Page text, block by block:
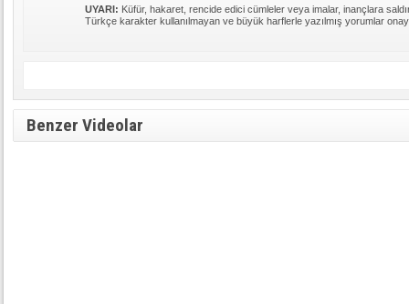
UYARI: Küfür, hakaret, rencide edici cümleler veya imalar, inançlara
Türkçe karakter kullanılmayan ve büyük harflerle yazılmış yorumlar
Benzer Videolar